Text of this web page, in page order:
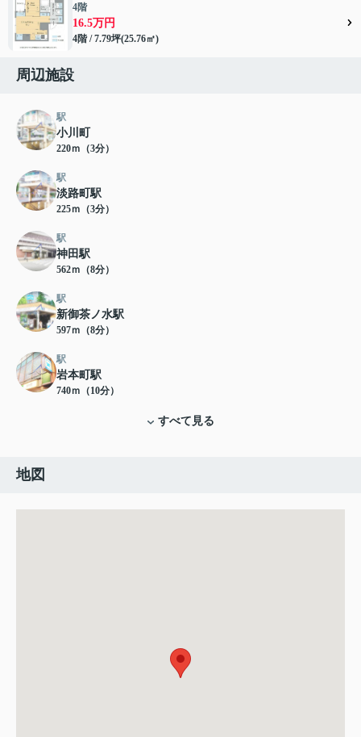
4階
16.5万円
4階 / 7.79坪(25.76㎡)
周辺施設
駅
小川町
220ｍ（3分）
駅
淡路町駅
225ｍ（3分）
駅
神田駅
562ｍ（8分）
駅
新御茶ノ水駅
597ｍ（8分）
駅
岩本町駅
740ｍ（10分）
すべて見る
地図